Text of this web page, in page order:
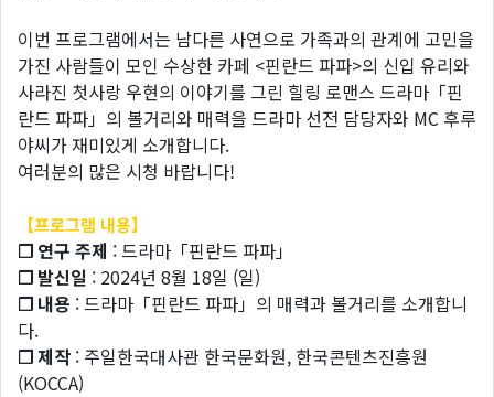
이번 프로그램에서는 남다른 사연으로 가족과의 관계에 고민을
가진 사람들이 모인 수상한 카페 <핀란드 파파>의 신입 유리와
사라진 첫사랑 우현의 이야기를 그린 힐링 로맨스 드라마「핀
란드 파파」의 볼거리와 매력을 드라마 선전 담당자와 MC 후루
야씨가 재미있게 소개합니다.
여러분의 많은 시청 바랍니다!
【프로그램 내용】
❐ 연구 주제 : 드라마「핀란드 파파」
❐ 발신일 : 2024년 8월 18일 (일)
❐ 내용 : 드라마「핀란드 파파」의 매력과 볼거리를 소개합니
다.
❐ 제작 : 주일한국대사관 한국문화원, 한국콘텐츠진흥원
(KOCCA)